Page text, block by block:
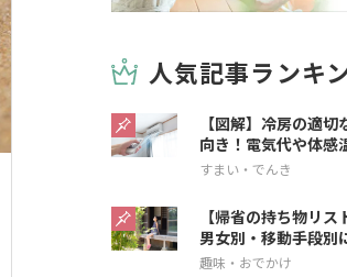
人気記事ランキ
【図解】冷房の適
向き！電気代や体感
方法を解説
すまい・でんき
【帰省の持ち物リス
男女別・移動手段別
趣味・おでかけ